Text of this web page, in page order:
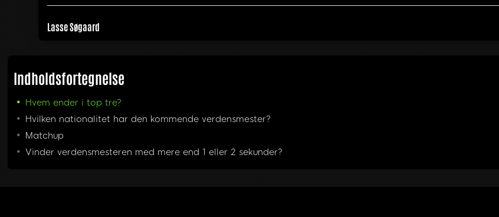
Lasse Søgaard
Indholdsfortegnelse
Hvem ender i top tre?
Hvilken nationalitet har den kommende verdensmester?
Matchup
Vinder verdensmesteren med mere end 1 eller 2 sekunder?